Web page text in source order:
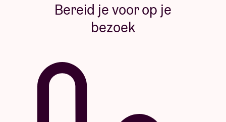
Bereid je voor op je
bezoek